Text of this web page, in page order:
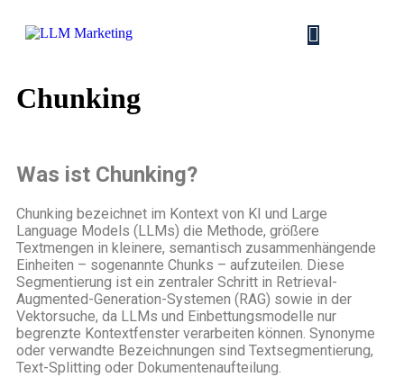
Chunking
Was ist Chunking?
Chunking bezeichnet im Kontext von KI und Large
Language Models (LLMs) die Methode, größere
Textmengen in kleinere, semantisch zusammenhängende
Einheiten – sogenannte Chunks – aufzuteilen. Diese
Segmentierung ist ein zentraler Schritt in Retrieval-
Augmented-Generation-Systemen (RAG) sowie in der
Vektorsuche, da LLMs und Einbettungsmodelle nur
begrenzte Kontextfenster verarbeiten können. Synonyme
oder verwandte Bezeichnungen sind Textsegmentierung,
Text-Splitting oder Dokumentenaufteilung.